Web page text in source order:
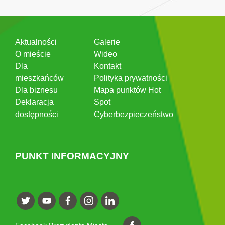
Aktualności
O mieście
Dla
mieszkańców
Dla biznesu
Deklaracja
dostępności
Galerie
Wideo
Kontakt
Polityka prywatności
Mapa punktów Hot
Spot
Cyberbezpieczeństwo
PUNKT INFORMACYJNY